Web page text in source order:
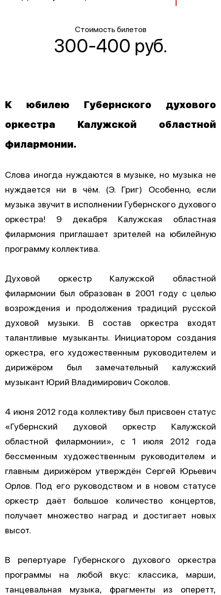
Стоимость билетов
300-400 руб.
К юбилею Губернского духового
оркестра Калужской областной
филармонии.
Слова иногда нуждаются в музыке, но музыка не
нуждается ни в чём. (Э. Григ) Особенно, если
музыка звучит в исполнении Губернского духового
оркестра! 9 декабря Калужская областная
филармония приглашает зрителей на юбилейную
программу коллектива.
Духовой оркестр Калужской областной
филармонии был образован в 2001 году с целью
возрождения и продолжения традиций русской
духовой музыки. В состав оркестра входят
талантливые музыканты. Инициатором создания
оркестра, его художественным руководителем и
дирижёром был замечательный калужский
музыкант Юрий Владимирович Соколов.
4 июня 2012 года коллективу был присвоен статус
«Губернский духовой оркестр Калужской
областной филармонии», с 1 июля 2012 года
бессменным художественным руководителем и
главным дирижёром утверждён Сергей Юрьевич
Орлов. Под его руководством и в новом статусе
оркестр даёт большое количество концертов,
получает множество наград и достигает новых
высот.
В репертуаре Губернского духового оркестра
программы на любой вкус: классика, марши,
танцевальная музыка, фрагменты из оперетт,